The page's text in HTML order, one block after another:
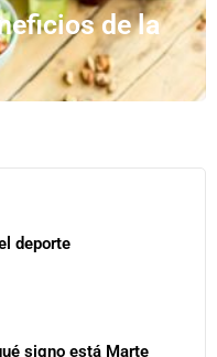
de la
deporte
signo está Marte